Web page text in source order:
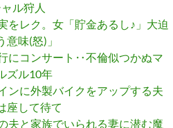
ル狩人
をレク。女「貯金あるし♪」大迫
意味(怒)」
にコンサート‥不倫似つかぬマ
ズル10年
ンに外製バイクをアップする夫
座して待て
夫と家族でいられる妻に潜む魔